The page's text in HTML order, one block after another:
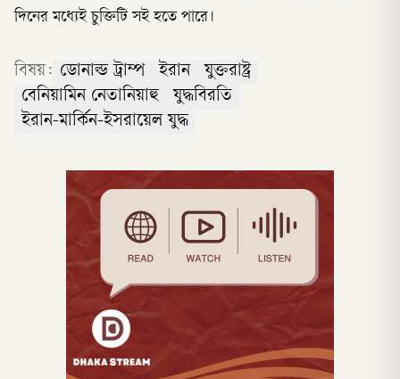
দিনের মধ্যেই চুক্তিটি সই হতে পারে।
বিষয়: ডোনাল্ড ট্রাম্প ইরান
যুক্তরাষ্ট্র
বেনিয়ামিন নেতানিয়াহু
যুদ্ধবিরতি
ইরান-মার্কিন-ইসরায়েল যুদ্ধ